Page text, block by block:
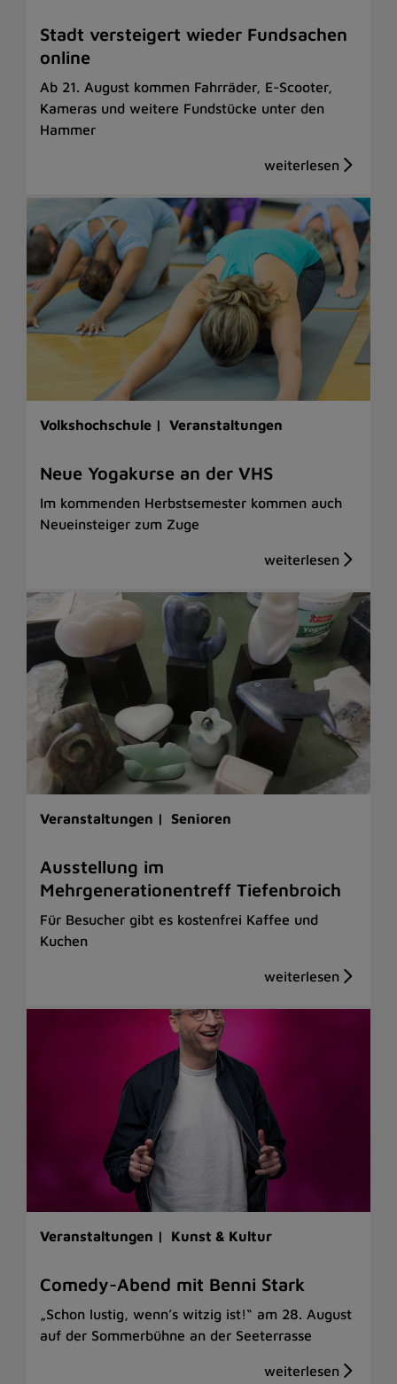
Stadt versteigert wieder Fundsachen
online
Ab 21. August kommen Fahrräder, E-Scooter,
Kameras und weitere Fundstücke unter den
Hammer
Volkshochschule | Veranstaltungen
Neue Yogakurse an der VHS
Im kommenden Herbstsemester kommen auch
Neueinsteiger zum Zuge
Veranstaltungen | Senioren
Ausstellung im
Mehrgenerationentreff Tiefenbroich
Für Besucher gibt es kostenfrei Kaffee und
Kuchen
Veranstaltungen | Kunst & Kultur
Comedy-Abend mit Benni Stark
„Schon lustig, wenn’s witzig ist!“ am 28. August
auf der Sommerbühne an der Seeterrasse